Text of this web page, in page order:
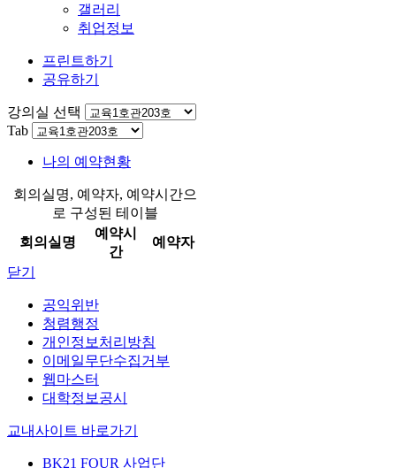
갤러리
취업정보
프린트하기
공유하기
강의실 선택
Tab
나의 예약현황
회의실명, 예약자, 예약시간으
로 구성된 테이블
회의실명
예약시
간
예약자
닫기
공익위반
청렴행정
개인정보처리방침
이메일무단수집거부
웹마스터
대학정보공시
교내사이트 바로가기
BK21 FOUR 사업단